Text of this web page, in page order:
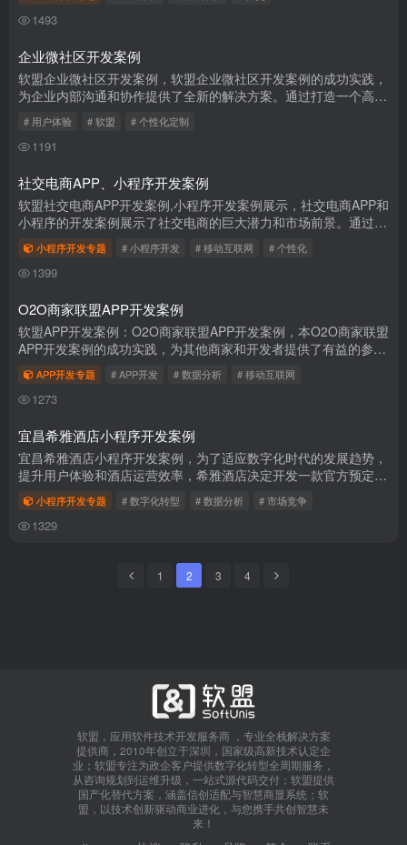
之间的互动...
1493
企业微社区开发案例
软盟企业微社区开发案例，软盟企业微社区开发案例的成功实践，
为企业内部沟通和协作提供了全新的解决方案。通过打造一个高
效、便捷、互动性强的企业内部社区平台，不仅提升了企业内部的
沟通效率...
# 用户体验 # 软盟 # 个性化定制
1191
社交电商APP、小程序开发案例
软盟社交电商APP开发案例,小程序开发案例展示，社交电商APP和
小程序的开发案例展示了社交电商的巨大潜力和市场前景。通过集
成社交功能和个性化推荐等技术手段，我们为用户提供了一个全
新、互动...
小程序开发专题 # 小程序开发 # 移动互联网 # 个性化
1399
O2O商家联盟APP开发案例
软盟APP开发案例：O2O商家联盟APP开发案例，本O2O商家联盟
APP开发案例的成功实践，为其他商家和开发者提供了有益的参
考。通过搭建一个综合性的O2O平台，不仅可以提升消费者体验，
还能为商家创造...
APP开发专题 # APP开发 # 数据分析 # 移动互联网
1273
宜昌希雅酒店小程序开发案例
宜昌希雅酒店小程序开发案例，为了适应数字化时代的发展趋势，
提升用户体验和酒店运营效率，希雅酒店决定开发一款官方预定小
程序。希雅酒店官方预定小程序开发案例介绍
小程序开发专题 # 数字化转型 # 数据分析 # 市场竞争
1329
1 2 3 4
软盟，应用软件技术开发服务商 ，专业全栈解决方案
提供商，2010年创立于深圳，国家级高新技术认定企
业；软盟专注为政企客户提供数字化转型全周期服务，
从咨询规划到运维升级，一站式源代码交付；软盟提供
国产化替代方案，涵盖信创适配与智慧商显系统；软
盟，以技术创新驱动商业进化，与您携手共创智慧未
来！